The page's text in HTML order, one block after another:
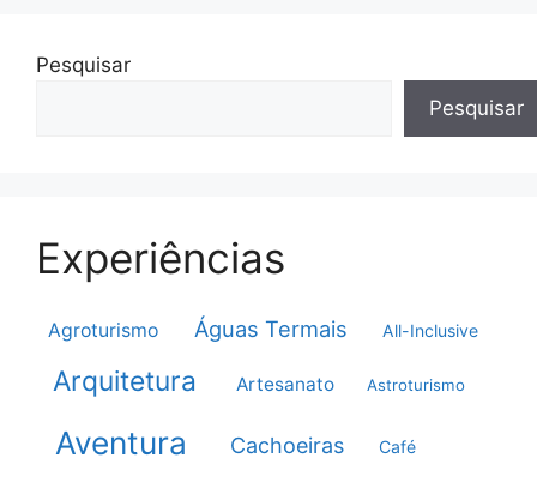
Pesquisar
Pesquisar
Experiências
Agroturismo Águas Termais All-Inclusive
Arquitetura Artesanato Astroturismo
Aventura Cachoeiras Café